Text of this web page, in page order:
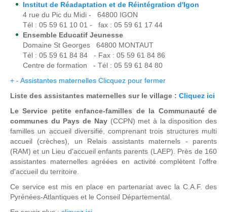
Institut de Réadaptation et de Réintégration d'Igon
4 rue du Pic du Midi - 64800 IGON
Tél : 05 59 61 10 01 - fax : 05 59 61 17 44
Ensemble Educatif Jeunesse
Domaine St Georges 64800 MONTAUT
Tél : 05 59 61 84 84 - Fax : 05 59 61 84 86
Centre de formation - Tél : 05 59 61 84 80
+ - Assistantes maternelles Clicquez pour fermer
Liste des assistantes maternelles sur le village : Cliquez ici
Le Service petite enfance-familles de la Communauté de
communes du Pays de Nay(CCPN) met à la disposition des
familles un accueil diversifié, comprenant trois structures multi
accueil (crèches), un Relais assistants maternels - parents
(RAM) et un Lieu d'accueil enfants parents (LAEP). Près de 160
assistantes maternelles agréées en activité complètent l'offre
d'accueil du territoire.
Ce service est mis en place en partenariat avec la C.A.F. des
Pyrénées-Atlantiques et le Conseil Départemental.